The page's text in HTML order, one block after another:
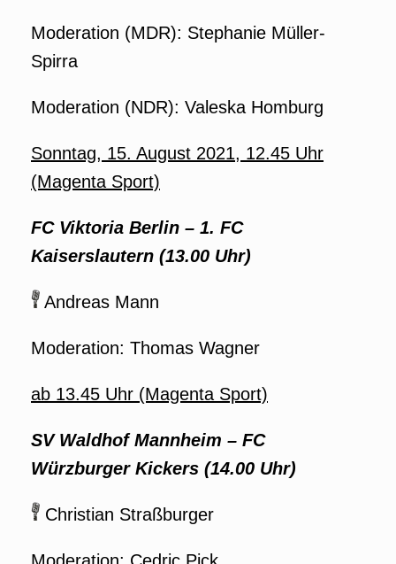
Moderation (MDR): Stephanie Müller-
Spirra
Moderation (NDR): Valeska Homburg
Sonntag, 15. August 2021, 12.45 Uhr
(Magenta Sport)
FC Viktoria Berlin – 1. FC
Kaiserslautern (13.00 Uhr)
Andreas Mann
Moderation: Thomas Wagner
ab 13.45 Uhr (Magenta Sport)
SV Waldhof Mannheim – FC
Würzburger Kickers (14.00 Uhr)
Christian Straßburger